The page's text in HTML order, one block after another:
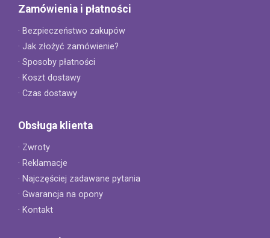
Zamówienia i płatności
· Bezpieczeństwo zakupów
· Jak złożyć zamówienie?
· Sposoby płatności
· Koszt dostawy
· Czas dostawy
Obsługa klienta
· Zwroty
· Reklamacje
· Najczęściej zadawane pytania
· Gwarancja na opony
· Kontakt